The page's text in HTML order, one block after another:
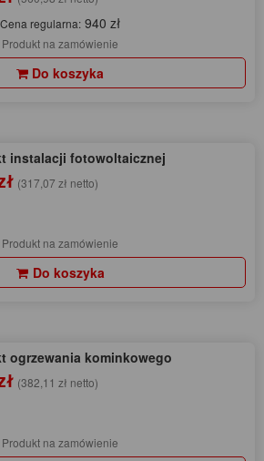
Cena regularna: 940 zł
Produkt na zamówienie
Do koszyka
instalacji fotowoltaicznej
(317,07 zł netto)
Produkt na zamówienie
Do koszyka
ogrzewania kominkowego
(382,11 zł netto)
Produkt na zamówienie